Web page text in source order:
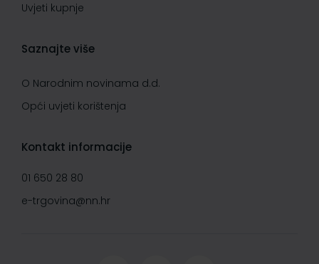
Uvjeti kupnje
Saznajte više
O Narodnim novinama d.d.
Opći uvjeti korištenja
Kontakt informacije
01 650 28 80
e-trgovina@nn.hr